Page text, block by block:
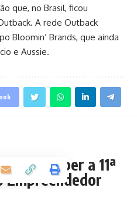
que, no Brasil, ficou
A rede Outback
Bloomin’ Brands, que ainda
e Aussie.
receber a 11ª
Empreendedor